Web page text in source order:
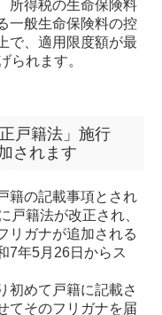
所得税の生命保険料
一般生命保険料の控
で、適用限度額が最
られます。
正戸籍法」施行
されます
籍の記載事項とされ
戸籍法が改正され、
リガナが追加される
7年5月26日からス
初めて戸籍に記載さ
てそのフリガナを届